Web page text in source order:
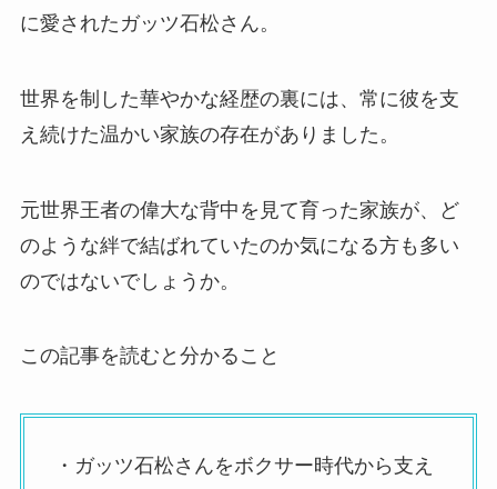
に愛されたガッツ石松さん。
世界を制した華やかな経歴の裏には、常に彼を支
え続けた温かい家族の存在がありました。
元世界王者の偉大な背中を見て育った家族が、ど
のような絆で結ばれていたのか気になる方も多い
のではないでしょうか。
この記事を読むと分かること
・ガッツ石松さんをボクサー時代から支え